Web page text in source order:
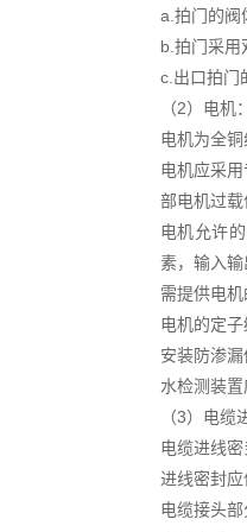
a.拍门的阀
b.拍门采用
c.出口拍门
（2）电机
电机为全
电机应采
部电机过
电机允许
素，输入
需提供电
电机的定
安装防渗
水检测装
（3）电缆
电缆进线
进线密封
电缆接头